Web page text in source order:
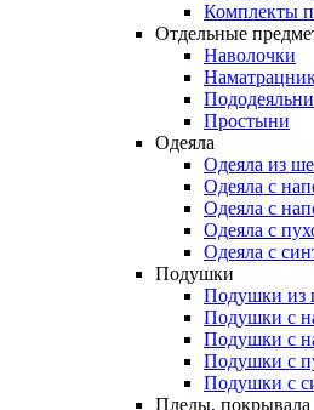
Комплекты
Отдельные
Наволочки
Простыни
Одеяла
Одеяла из
Одеяла с
Одеяла с
Одеяла с
Одеяла с
Подушки
Подушки из
Подушки с
Подушки с
Подушки с
Подушки с
Пледы, покрывала